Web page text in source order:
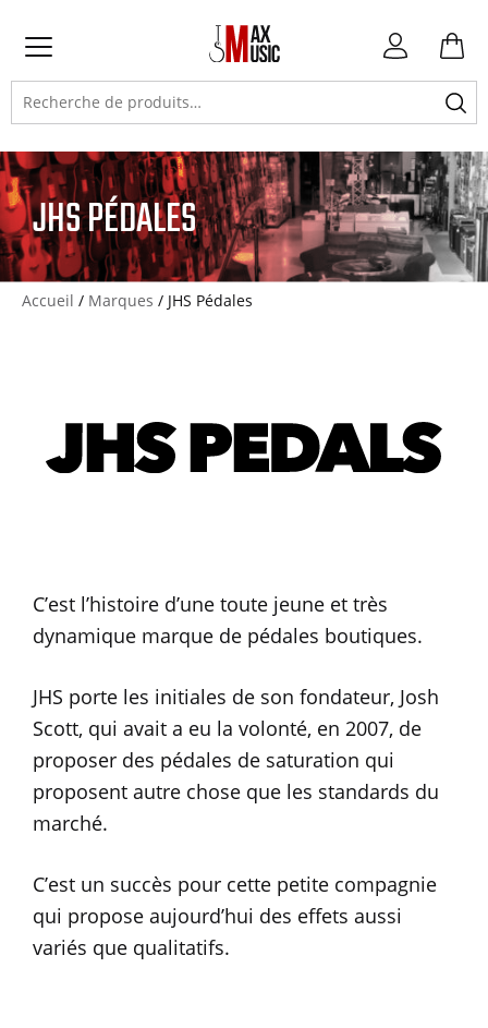
navigation
principale
navigation
secondaire
contenuPrimary
Menu
Recherche
pour :
Mon
JHS PÉDALES
Accueil / Marques / JHS Pédales
C’est l’histoire d’une toute jeune et très
dynamique marque de pédales boutiques.
JHS porte les initiales de son fondateur, Josh
Scott, qui avait a eu la volonté, en 2007, de
proposer des pédales de saturation qui
proposent autre chose que les standards du
marché.
C’est un succès pour cette petite compagnie
qui propose aujourd’hui des effets aussi
variés que qualitatifs.